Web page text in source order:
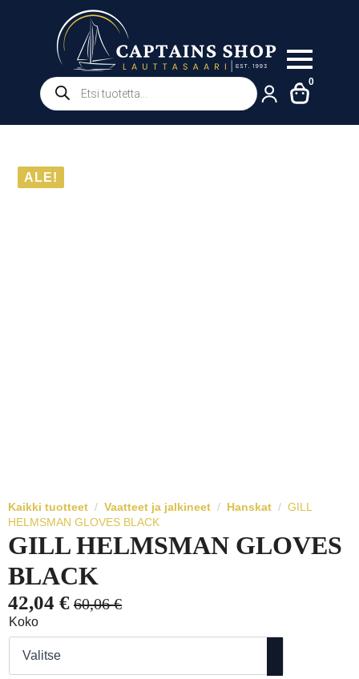
Products
search
0
ALE!
Kaikki tuotteet Vaatteet ja jalkineet Hanskat
GILL
HELMSMAN GLOVES BLACK
GILL HELMSMAN GLOVES
BLACK
60,06€
Alkuperäinen
hinta
oli:
42,04 €
Nykyinen
hinta
on:
Koko